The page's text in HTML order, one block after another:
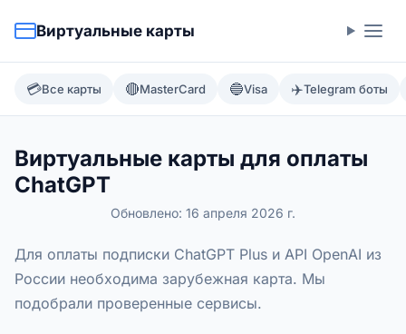
Виртуальные карты
💳Все карты 🔴MasterCard 🔵Visa ✈️Telegram боты
Виртуальные карты для оплаты
ChatGPT
Обновлено: 16 апреля 2026 г.
Для оплаты подписки ChatGPT Plus и API OpenAI из
России необходима зарубежная карта. Мы
подобрали проверенные сервисы.